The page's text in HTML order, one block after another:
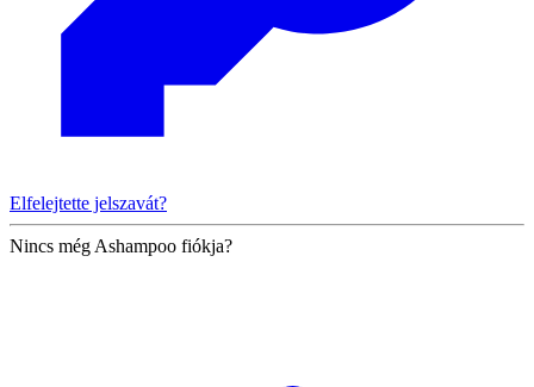
Elfelejtette jelszavát?
Nincs még Ashampoo fiókja?